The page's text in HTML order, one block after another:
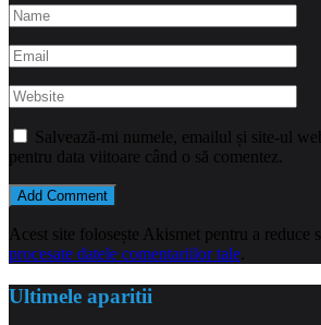
Salvează-mi numele, emailul și site-ul
pentru data viitoare când o să comentez.
Acest site folosește Akismet pentru a reduce
procesate datele comentariilor tale
Ultimele aparitii